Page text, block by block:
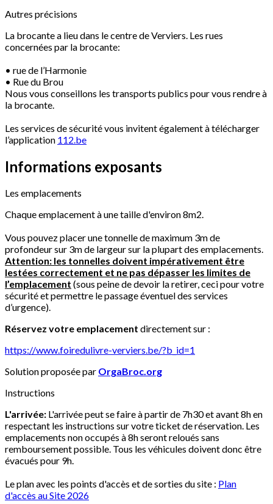
Autres précisions
La brocante a lieu dans le centre de Verviers. Les rues
concernées par la brocante:
• rue de l’Harmonie
• Rue du Brou
Nous vous conseillons les transports publics pour vous rendre à
la brocante.
Les services de sécurité vous invitent également à télécharger
l’application 112.be
Informations exposants
Les emplacements
Chaque emplacement à une taille d'environ 8m2.
Vous pouvez placer une tonnelle de maximum 3m de
profondeur sur 3m de largeur sur la plupart des emplacements.
Attention: les tonnelles doivent impérativement être
lestées correctement et ne pas dépasser les limites de
l’emplacement (sous peine de devoir la retirer, ceci pour votre
sécurité et permettre le passage éventuel des services
d’urgence).
Réservez votre emplacement directement sur :
https://www.foiredulivre-verviers.be/?b_id=1
Solution proposée par OrgaBroc.org
Instructions
L'arrivée: L'arrivée peut se faire à partir de 7h30 et avant 8h en
respectant les instructions sur votre ticket de réservation. Les
emplacements non occupés à 8h seront reloués sans
remboursement possible. Tous les véhicules doivent donc être
évacués pour 9h.
Le plan avec les points d'accès et de sorties du site : Plan
d'accès au Site 2026